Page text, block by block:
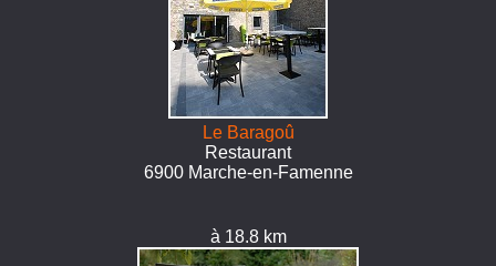
Le Baragoû
Restaurant
6900 Marche-en-Famenne
à 18.8 km